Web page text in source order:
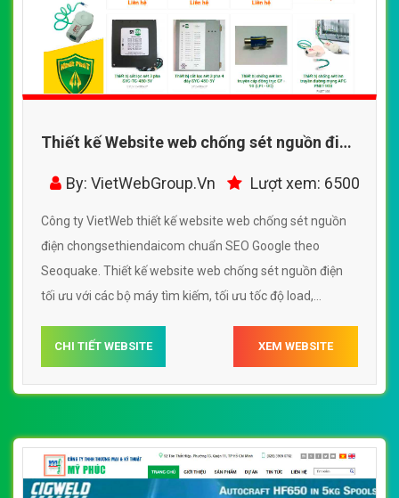
Thiết kế Website web chống sét nguồn điện
- chongsethiendaicom
By: VietWebGroup.Vn Lượt xem: 6500
Công ty VietWeb thiết kế website web chống sét nguồn
điện chongsethiendaicom chuẩn SEO Google theo
Seoquake. Thiết kế website web chống sét nguồn điện
tối ưu với các bộ máy tìm kiếm, tối ưu tốc độ load,
lướt website web chống sét nguồn điện
chongsethiendaicom
CHI TIẾT WEBSITE XEM WEBSITE